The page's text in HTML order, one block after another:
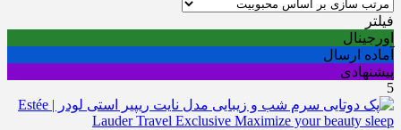
فیلتر
اورجینال
آماده ارسال
پیشنهادی
5